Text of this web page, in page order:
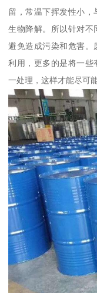
留，常温下挥发性小，
生物降解。所以针对不
避免造成污染和危害。
利用，更多的是将一些
一处理，这样才能尽可